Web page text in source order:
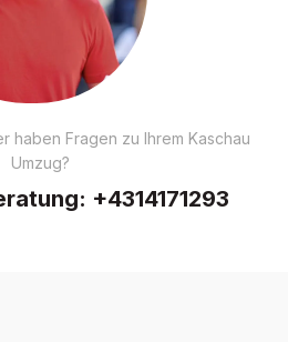
haben Fragen zu Ihrem Kaschau
Umzug?
+4314171293